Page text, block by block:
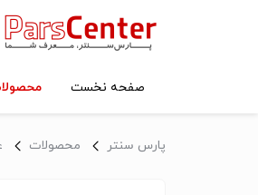
صفحه نخست
پارس سنتر محصولات